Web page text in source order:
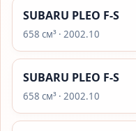
SUBARU PLEO F-S
658 см³ · 2002.10
SUBARU PLEO F-S
658 см³ · 2002.10